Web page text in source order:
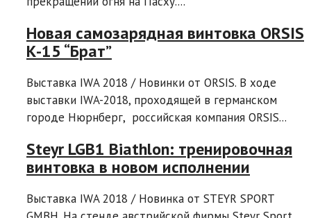
Новая самозарядная винтовка ORSIS
К-15 “Брат”
Выставка IWA 2018 / Новинки от ORSIS. В ходе
выставки IWA-2018, проходящей в германском
городе Нюрнберг, российская компания ORSIS...
Steyr LGB1 Biathlon: тренировочная
винтовка в новом исполнении
Выставка IWA 2018 / Новинка от STEYR SPORT